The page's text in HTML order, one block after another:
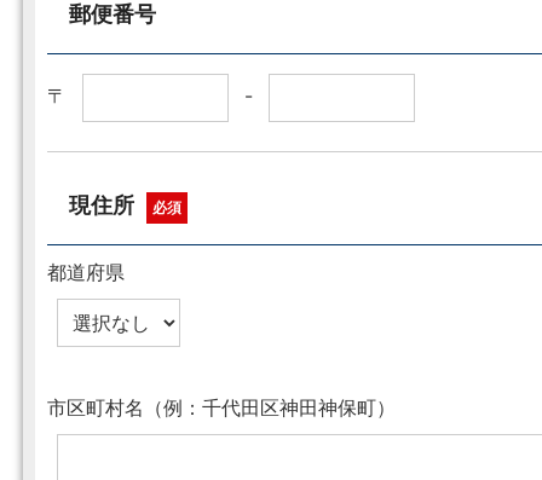
郵便番号
〒 -
現住所 必須
都道府県
市区町村名（例：千代田区神田神保町）